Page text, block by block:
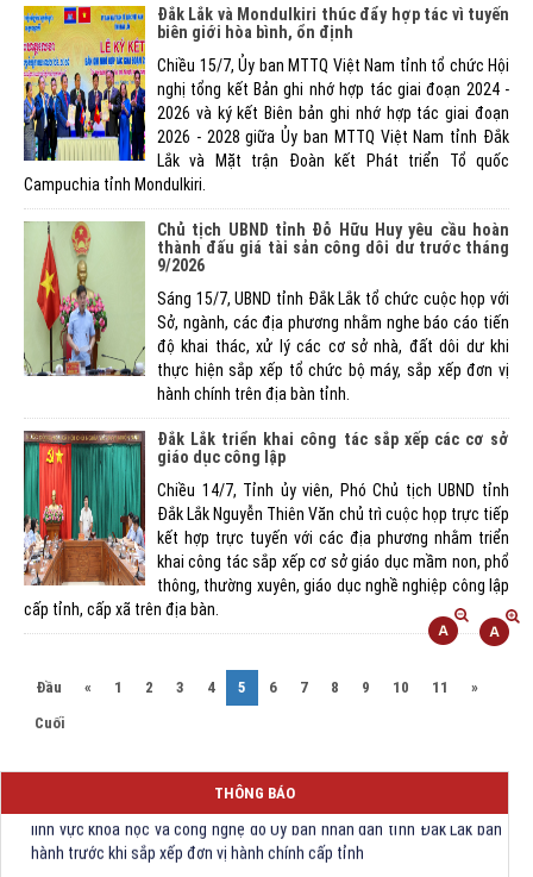
Đắk Lắk và Mondulkiri thúc đẩy hợp tác vì tuyến
biên giới hòa bình, ổn định
Chiều 15/7, Ủy ban MTTQ Việt Nam tỉnh tổ chức Hội
nghị tổng kết Bản ghi nhớ hợp tác giai đoạn 2024 -
2026 và ký kết Biên bản ghi nhớ hợp tác giai đoạn
2026 - 2028 giữa Ủy ban MTTQ Việt Nam tỉnh Đắk
Lắk và Mặt trận Đoàn kết Phát triển Tổ quốc
Campuchia tỉnh Mondulkiri.
Chủ tịch UBND tỉnh Đỗ Hữu Huy yêu cầu hoàn
thành đấu giá tài sản công dôi dư trước tháng
9/2026
Sáng 15/7, UBND tỉnh Đắk Lắk tổ chức cuộc họp với
Sở, ngành, các địa phương nhằm nghe báo cáo tiến
độ khai thác, xử lý các cơ sở nhà, đất dôi dư khi
thực hiện sắp xếp tổ chức bộ máy, sắp xếp đơn vị
hành chính trên địa bàn tỉnh.
Đắk Lắk triển khai công tác sắp xếp các cơ sở
giáo dục công lập
Chiều 14/7, Tỉnh ủy viên, Phó Chủ tịch UBND tỉnh
Đắk Lắk Nguyễn Thiên Văn chủ trì cuộc họp trực tiếp
kết hợp trực tuyến với các địa phương nhằm triển
khai công tác sắp xếp cơ sở giáo dục mầm non, phổ
thông, thường xuyên, giáo dục nghề nghiệp công lập
cấp tỉnh, cấp xã trên địa bàn.
Đầu « 1 2 3 4 5 (current)
6 7 8 9 10 11
»
Cuối
THÔNG BÁO
Quyết định Về việc bãi bỏ một số văn bảng quy phạm pháp luật trong
lĩnh vực khoa học và công nghệ do Ủy ban nhân dân tỉnh Đắk Lắk ban
hành trước khi sắp xếp đơn vị hành chính cấp tỉnh